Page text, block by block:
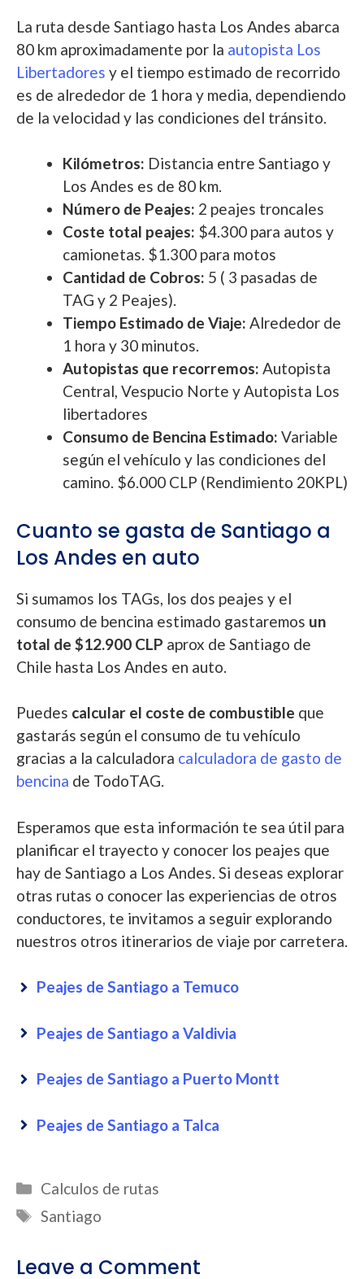
La ruta desde Santiago hasta Los Andes abarca
80 km aproximadamente por la autopista Los
Libertadores y el tiempo estimado de recorrido
es de alrededor de 1 hora y media, dependiendo
de la velocidad y las condiciones del tránsito.
Kilómetros: Distancia entre Santiago y
Los Andes es de 80 km.
Número de Peajes: 2 peajes troncales
Coste total peajes: $4.300 para autos y
camionetas. $1.300 para motos
Cantidad de Cobros: 5 ( 3 pasadas de
TAG y 2 Peajes).
Tiempo Estimado de Viaje: Alrededor de
1 hora y 30 minutos.
Autopistas que recorremos: Autopista
Central, Vespucio Norte y Autopista Los
libertadores
Consumo de Bencina Estimado: Variable
según el vehículo y las condiciones del
camino. $6.000 CLP (Rendimiento 20KPL)
Cuanto se gasta de Santiago a
Los Andes en auto
Si sumamos los TAGs, los dos peajes y el
consumo de bencina estimado gastaremos un
total de $12.900 CLP aprox de Santiago de
Chile hasta Los Andes en auto.
Puedes calcular el coste de combustible que
gastarás según el consumo de tu vehículo
gracias a la calculadora calculadora de gasto de
bencina de TodoTAG.
Esperamos que esta información te sea útil para
planificar el trayecto y conocer los peajes que
hay de Santiago a Los Andes. Si deseas explorar
otras rutas o conocer las experiencias de otros
conductores, te invitamos a seguir explorando
nuestros otros itinerarios de viaje por carretera.
Peajes de Santiago a Temuco
Peajes de Santiago a Valdivia
Peajes de Santiago a Puerto Montt
Peajes de Santiago a Talca
Categories
Calculos de rutas
Tags
Santiago
Leave a Comment